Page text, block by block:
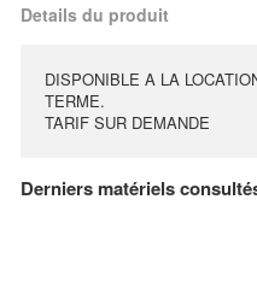
Details du produit
DISPONIBLE A LA
TERME.
TARIF SUR DEMANDE
Derniers matériels